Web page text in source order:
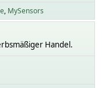
MySensors
Handel.